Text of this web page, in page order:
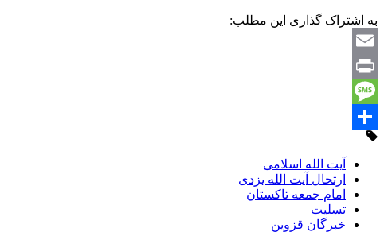
به اشتراک گذاری این مطلب:
Email
Print
Message
Share
آیت الله اسلامی
ارتحال آیت الله یزدی
امام جمعه تاکستان
تسلیت
خبرگان قزوین